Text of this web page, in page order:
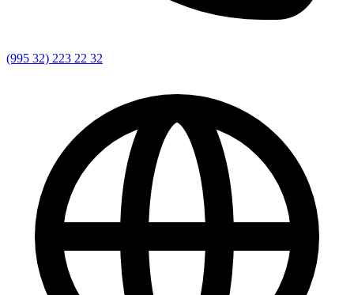
(995 32) 223 22 32